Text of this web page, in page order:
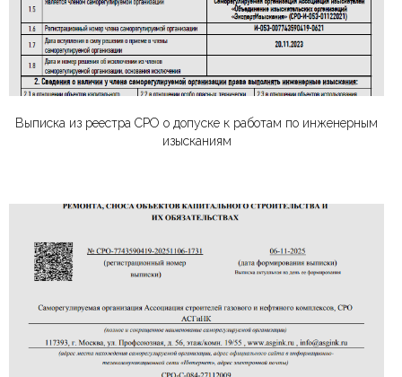
Выписка из реестра СРО о допуске к работам по инженерным
изысканиям